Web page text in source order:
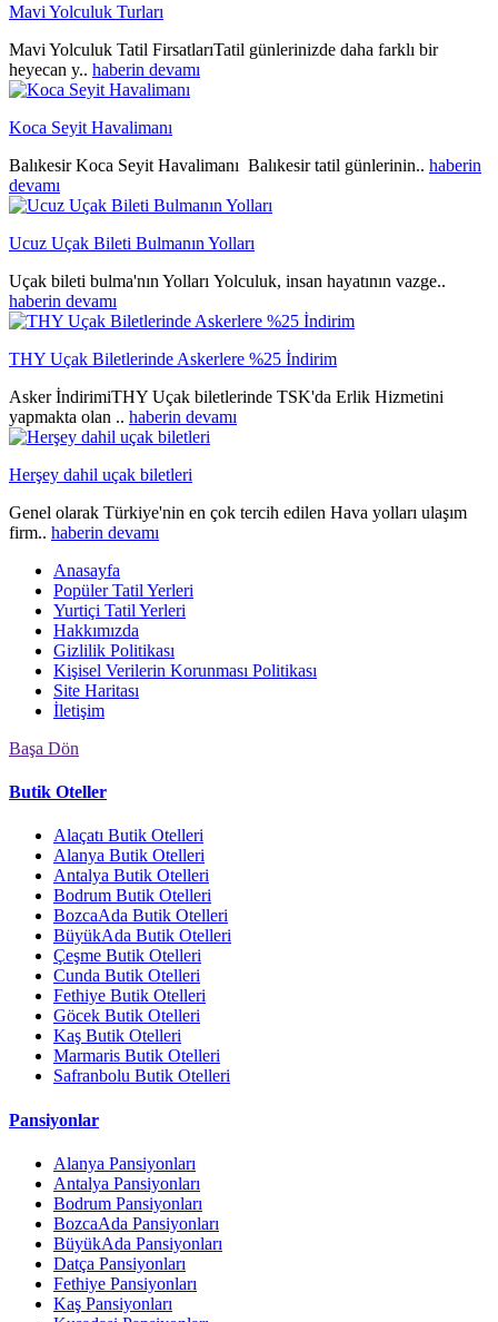
Mavi Yolculuk Turları
Mavi Yolculuk Tatil FirsatlarıTatil günlerinizde daha farklı bir
heyecan y.. haberin devamı
Koca Seyit Havalimanı
Balıkesir Koca Seyit Havalimanı Balıkesir tatil günlerinin.. haberin
devamı
Ucuz Uçak Bileti Bulmanın Yolları
Uçak bileti bulma'nın Yolları Yolculuk, insan hayatının vazge..
haberin devamı
THY Uçak Biletlerinde Askerlere %25 İndirim
Asker İndirimiTHY Uçak biletlerinde TSK'da Erlik Hizmetini
yapmakta olan .. haberin devamı
Herşey dahil uçak biletleri
Genel olarak Türkiye'nin en çok tercih edilen Hava yolları ulaşım
firm.. haberin devamı
Anasayfa
Popüler Tatil Yerleri
Yurtiçi Tatil Yerleri
Hakkımızda
Gizlilik Politikası
Kişisel Verilerin Korunması Politikası
Site Haritası
İletişim
Başa Dön
Butik Oteller
Alaçatı Butik Otelleri
Alanya Butik Otelleri
Antalya Butik Otelleri
Bodrum Butik Otelleri
BozcaAda Butik Otelleri
BüyükAda Butik Otelleri
Çeşme Butik Otelleri
Cunda Butik Otelleri
Fethiye Butik Otelleri
Göcek Butik Otelleri
Kaş Butik Otelleri
Marmaris Butik Otelleri
Safranbolu Butik Otelleri
Pansiyonlar
Alanya Pansiyonları
Antalya Pansiyonları
Bodrum Pansiyonları
BozcaAda Pansiyonları
BüyükAda Pansiyonları
Datça Pansiyonları
Fethiye Pansiyonları
Kaş Pansiyonları